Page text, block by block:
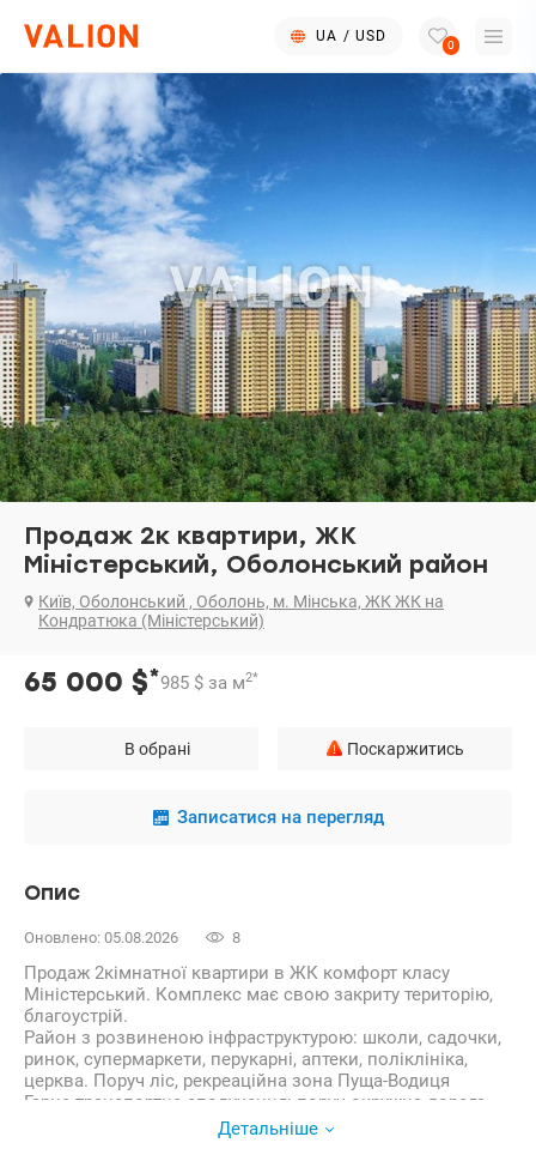
UA / USD
0
Продаж 2к квартири, ЖК
Міністерський, Оболонський район
Київ, Оболонський , Оболонь, м. Мінська, ЖК ЖК на
Кондратюка (Міністерський)
65 000 $*985 $ за м2*
В обрані Поскаржитись
Записатися на перегляд
Опис
Оновлено: 05.08.2026 8
Продаж 2кімнатної квартири в ЖК комфорт класу
Міністерський. Комплекс має свою закриту територію,
благоустрій.
Район з розвиненою інфраструктурою: школи, садочки,
ринок, супермаркети, перукарні, аптеки, поліклініка,
церква. Поруч ліс, рекреаційна зона Пуща-Водиця
Гарне транспортне сполучення: поруч окружна дорога,
кінцеві зупинки маршруток, автобусів.
Детальніше